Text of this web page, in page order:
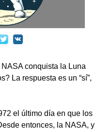
conquista la Luna
La respuesta es un “sí”,
el último día en que los
entonces, la NASA, y